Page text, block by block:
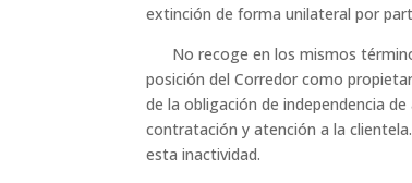
extinción de forma unilateral por
No recoge en los mismos
posición del Corredor como
de la obligación de independencia
contratación y atención a la
esta inactividad.